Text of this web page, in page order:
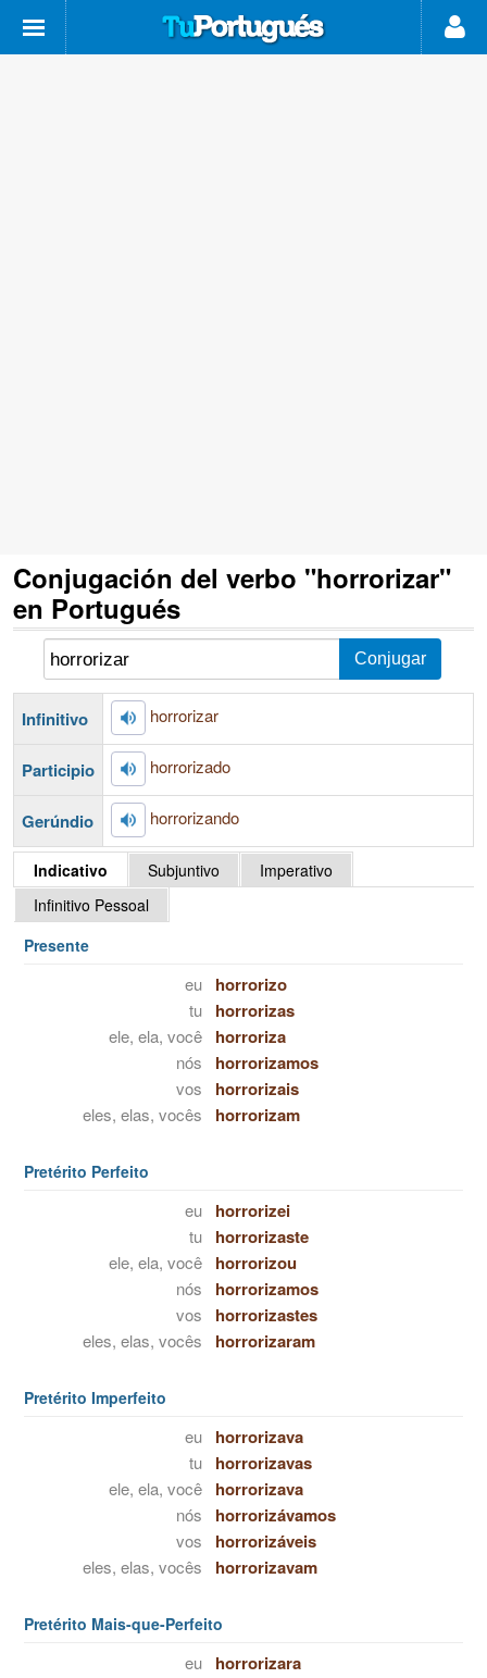
Conjugación del verbo "horrorizar"
en Portugués
Infinitivo horrorizar
Participio horrorizado
Gerúndio horrorizando
Indicativo Subjuntivo
Imperativo
Infinitivo Pessoal
Presente
eu horrorizo
tu horrorizas
ele, ela, você horroriza
nós horrorizamos
vos horrorizais
eles, elas, vocês horrorizam
Pretérito Perfeito
eu horrorizei
tu horrorizaste
ele, ela, você horrorizou
nós horrorizamos
vos horrorizastes
eles, elas, vocês horrorizaram
Pretérito Imperfeito
eu horrorizava
tu horrorizavas
ele, ela, você horrorizava
nós horrorizávamos
vos horrorizáveis
eles, elas, vocês horrorizavam
Pretérito Mais-que-Perfeito
eu horrorizara